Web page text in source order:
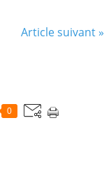
Article suivant »
0